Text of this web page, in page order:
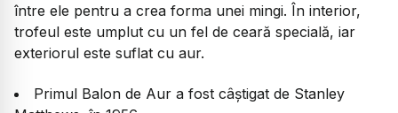
între ele pentru a crea forma unei mingi. În interior,
trofeul este umplut cu un fel de ceară specială, iar
exteriorul este suflat cu aur.
Primul Balon de Aur a fost câștigat de Stanley